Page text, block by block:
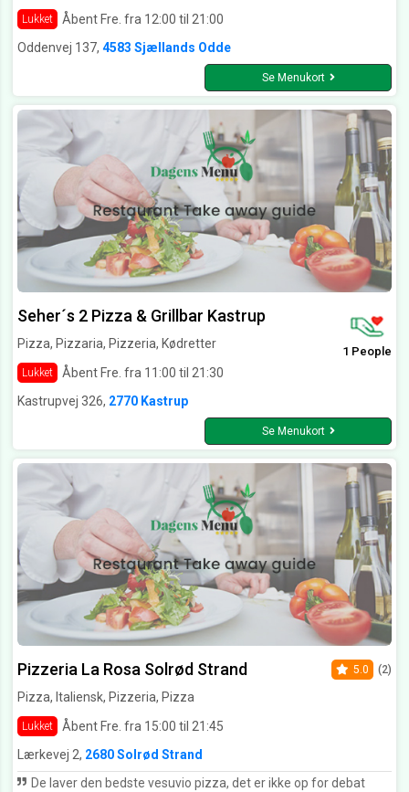
Lukket Åbent Fre. fra 12:00 til 21:00
Oddenvej 137, 4583 Sjællands Odde
Se Menukort
Seher´s 2 Pizza & Grillbar Kastrup
Pizza, Pizzaria, Pizzeria, Kødretter
Lukket Åbent Fre. fra 11:00 til 21:30
1 People
Kastrupvej 326, 2770 Kastrup
Se Menukort
Pizzeria La Rosa Solrød Strand
Pizza, Italiensk, Pizzeria, Pizza
Lukket Åbent Fre. fra 15:00 til 21:45
5.0 (2)
Lærkevej 2, 2680 Solrød Strand
De laver den bedste vesuvio pizza, det er ikke op for debat